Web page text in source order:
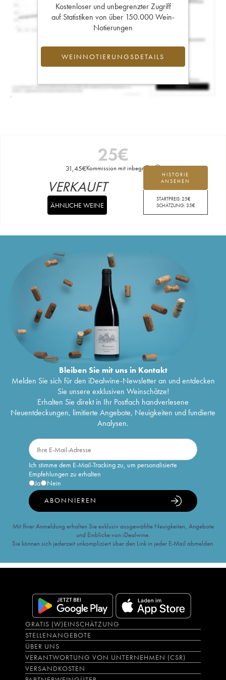
Kostenloser und unbegrenzter Zugriff
auf Statistiken von über 150.000 Wein-
Notierungen
WEINNOTIERUNGSDETAILS
25€
31,45€Kommission mit inbegriffen
HISTORIE
ANSEHEN
STARTPREIS:25€
SCHÄTZUNG:35€
VERKAUFT
ÄHNLICHE WEINE
Bleiben Sie mit uns in Kontakt
Melden Sie sich für den iDealwine-Newsletter an und entdecken
Sie unsere exklusiven Weinschätze!
Erhalten Sie direkt in Ihr Postfach handverlesene
Neuentdeckungen, limitierte Angebote, Neuigkeiten und fundierte
Analysen.
Ich stimme dem E-Mail-Tracking zu, um personalisierte
Empfehlungen zu erhalten
Ja
Nein
ABONNIEREN
Mit Ihrer Anmeldung erhalten Sie exklusiv ausgewählte Neuigkeiten, Angebote
und Einblicke von iDealwine.
Sie können sich jederzeit unkompliziert über den Link in jeder E-Mail abmelden.
GRATIS (W)EINSCHÄTZUNG
STELLENANGEBOTE
ÜBER UNS
VERANTWORTUNG VON UNTERNEHMEN (CSR)
VERSANDKOSTEN